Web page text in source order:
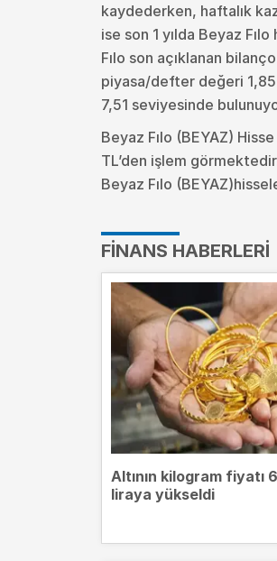
kaydederken, haftalık
ise son 1 yılda Beyaz
Fılo son açıklanan
piyasa/defter değeri
7,51 seviyesinde
Beyaz Fılo (BEYAZ)
TL’den işlem
Beyaz Fılo
FINANS HABERLERI
Altının kilogram fiyatı
liraya yükseldi